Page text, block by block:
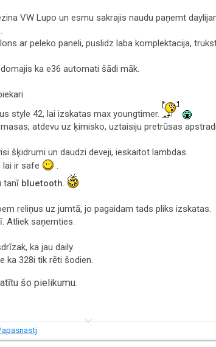
VW Lupo un esmu sakrajis naudu paņemt
ar peleko paneli, puslidz laba komplektacija,
ka e36 automati šādi māk.
style 42, lai izskatas max youngtimer.
atdevu uz ķimisko, uztaisiju pretrūsas
šķidrumi un daudzi deveji, ieskaitot lambdas.
lai ir safe
.
tanī bluetooth.
reliņus uz jumtā, jo pagaidam tads pliks izskatas.
Atliek saņemties.
ka jau daily.
ka 328i tik rēti šodien.
šo pielikumu.
keyboard_arrow_down